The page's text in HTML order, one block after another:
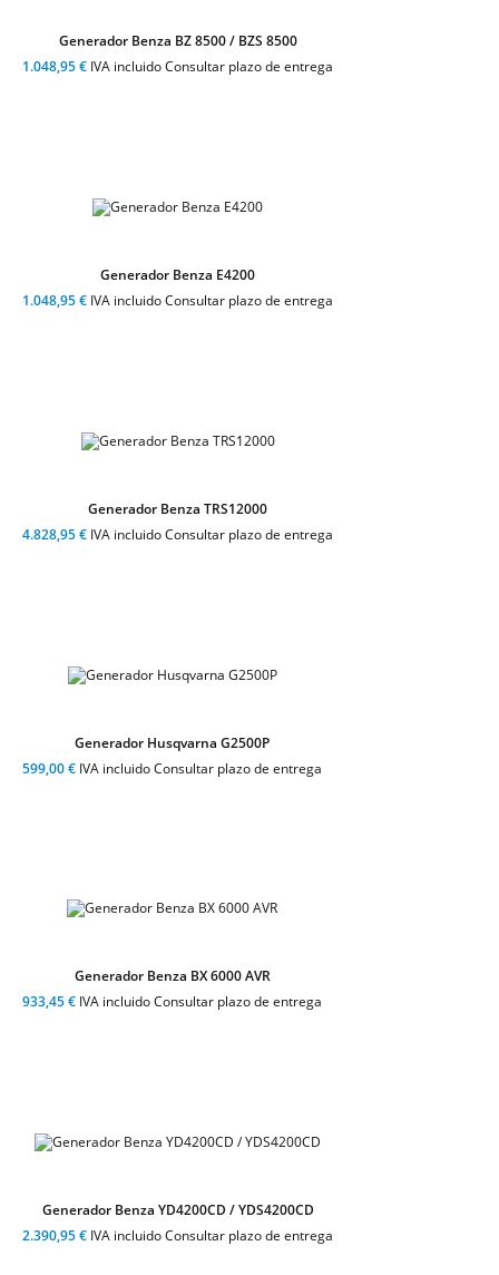
Generador Benza BZ 8500 / BZS 8500
1.048,95 € IVA incluido Consultar plazo de entrega
Generador Benza E4200
1.048,95 € IVA incluido Consultar plazo de entrega
Generador Benza TRS12000
4.828,95 € IVA incluido Consultar plazo de entrega
Generador Husqvarna G2500P
599,00 € IVA incluido Consultar plazo de entrega
Generador Benza BX 6000 AVR
933,45 € IVA incluido Consultar plazo de entrega
Generador Benza YD4200CD / YDS4200CD
2.390,95 € IVA incluido Consultar plazo de entrega